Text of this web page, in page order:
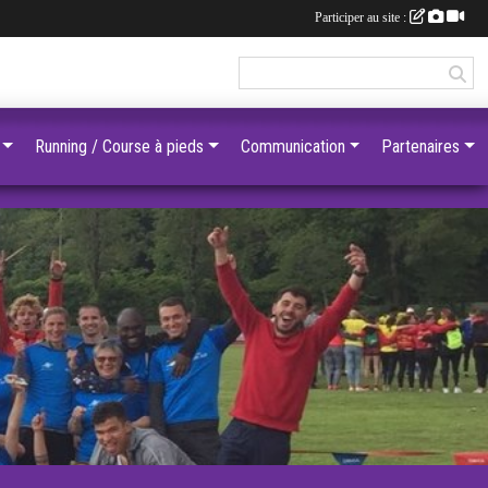
Running / Course à pieds Communication Partenaires
Participer au site :